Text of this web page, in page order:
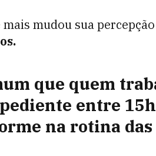
mais mudou sua
que quem
entre
na rotina